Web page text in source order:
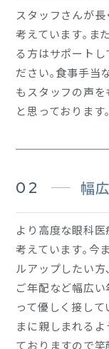
スタッフさんが
考えています｡ま
る方はサポート
ださい｡食事手当
もスタッフの声
と思っております｡
02 幅
より高度な眼科
考えています｡今
ルアップしたい
ご年配など幅広
って優しく接し
まに親しまれる
ておりますので